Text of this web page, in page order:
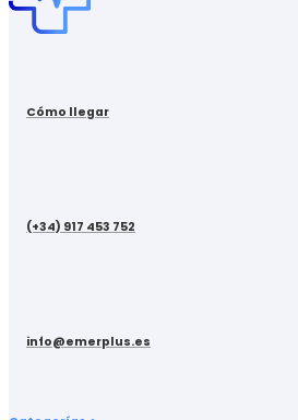
Cómo llegar
(+34) 917 453 752
info@emerplus.es